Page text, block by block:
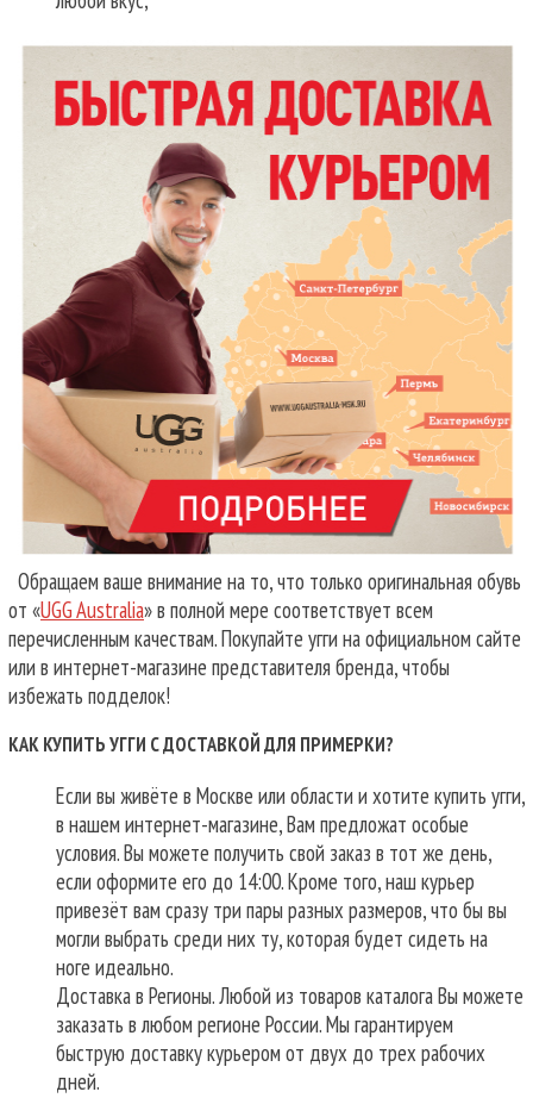
Обращаем ваше внимание на то, что только оригинальная обувь
от «UGG Australia» в полной мере соответствует всем
перечисленным качествам. Покупайте угги на официальном сайте
или в интернет-магазине представителя бренда, чтобы
избежать подделок!
КАК КУПИТЬ УГГИ С ДОСТАВКОЙ ДЛЯ ПРИМЕРКИ?
Если вы живёте в Москве или области и хотите купить угги,
в нашем интернет-магазине, Вам предложат особые
условия. Вы можете получить свой заказ в тот же день,
если оформите его до 14:00. Кроме того, наш курьер
привезёт вам сразу три пары разных размеров, что бы вы
могли выбрать среди них ту, которая будет сидеть на
ноге идеально.
Доставка в Регионы. Любой из товаров каталога Вы можете
заказать в любом регионе России. Мы гарантируем
быструю доставку курьером от двух до трех рабочих
дней.